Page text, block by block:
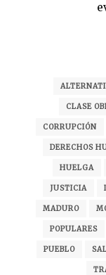
CLASE
CORRUPCIÓN
DERECHOS
HUELGA
JUSTICIA
MADURO
POPULARES
PUEBLO